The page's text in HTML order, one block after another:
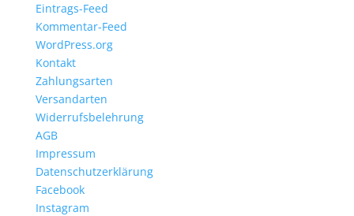
Eintrags-Feed
Kommentar-Feed
WordPress.org
Kontakt
Zahlungsarten
Versandarten
Widerrufsbelehrung
AGB
Impressum
Datenschutzerklärung
Facebook
Instagram